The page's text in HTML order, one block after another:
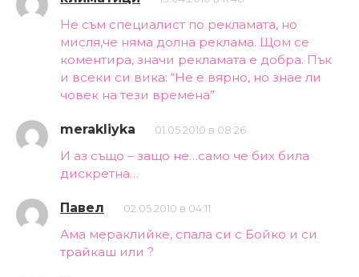
Не съм специалист по рекламата, но
мисля,че няма долна реклама. Щом се
коментира, значи рекламата е добра. Пък
и всеки си вика: “Не е вярно, но знае ли
човек на тези времена”
merakliyka 01.05.2010 в 08:26
И аз също – защо не…само че бих била
дискретна…
Павел 02.05.2010 в 04:11
Ама мераклийке, спала си с Бойко и си
трайкаш или ?